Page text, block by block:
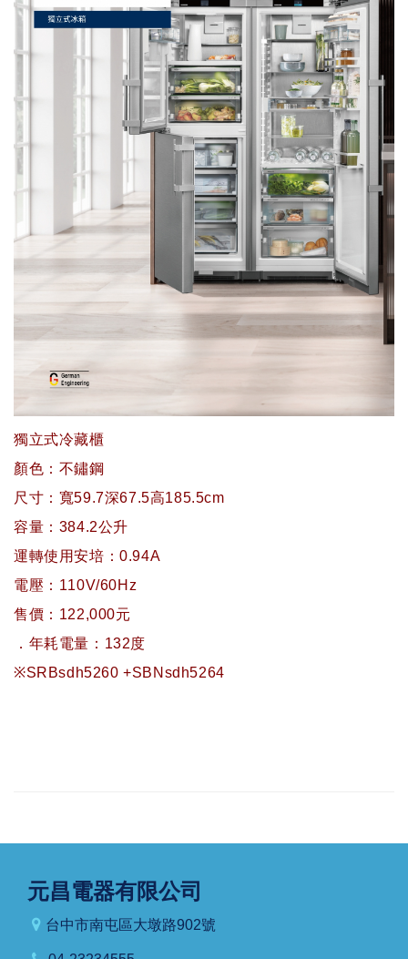
獨立式冷藏櫃
顏色：不鏽鋼
尺寸：寬59.7深67.5高185.5cm
容量：384.2公升
運轉使用安培：0.94A
電壓：110V/60Hz
售價：122,000元
．年耗電量：132度
※SRBsdh5260 +SBNsdh5264
元昌電器有限公司
台中市南屯區大墩路902號